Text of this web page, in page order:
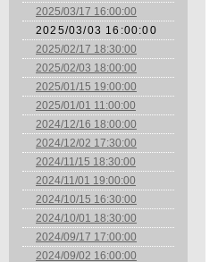
2025/03/17 16:00:00
2025/03/03 16:00:00
2025/02/17 18:30:00
2025/02/03 18:00:00
2025/01/15 19:00:00
2025/01/01 11:00:00
2024/12/16 18:00:00
2024/12/02 17:30:00
2024/11/15 18:30:00
2024/11/01 19:00:00
2024/10/15 16:30:00
2024/10/01 18:30:00
2024/09/17 17:00:00
2024/09/02 16:00:00